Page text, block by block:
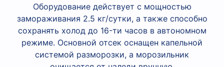
Оборудование действует с мощностью
замораживания 2.5 кг/сутки, а также способно
сохранять холод до 16-ти часов в автономном
режиме. Основной отсек оснащен капельной
системой разморозки, а морозильник